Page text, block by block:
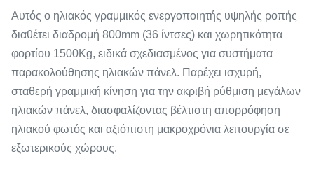
Αυτός ο ηλιακός γραμμικός ενεργοποιητής υψηλής ροπής
διαθέτει διαδρομή 800mm (36 ίντσες) και χωρητικότητα
φορτίου 1500Kg, ειδικά σχεδιασμένος για συστήματα
παρακολούθησης ηλιακών πάνελ. Παρέχει ισχυρή,
σταθερή γραμμική κίνηση για την ακριβή ρύθμιση μεγάλων
ηλιακών πάνελ, διασφαλίζοντας βέλτιστη απορρόφηση
ηλιακού φωτός και αξιόπιστη μακροχρόνια λειτουργία σε
εξωτερικούς χώρους.